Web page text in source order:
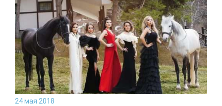
24 мая 2018